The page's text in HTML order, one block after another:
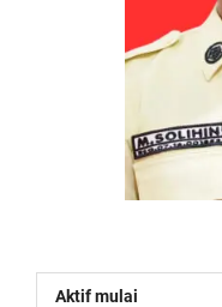
Aktif mulai